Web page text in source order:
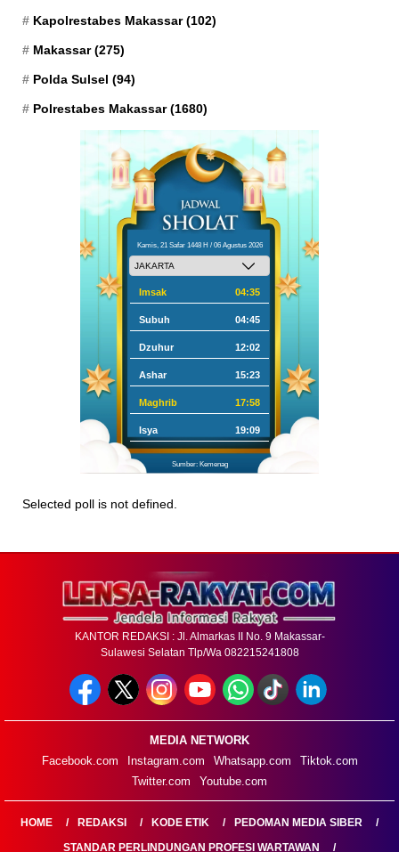
Kapolrestabes Makassar(102)
Makassar(275)
Polda Sulsel (94)
Polrestabes Makassar(1680)
Kamis, 21 Safar 1448 H / 06 Agustus 2026
Imsak 04:35
Subuh 04:45
Dzuhur 12:02
Ashar 15:23
Maghrib 17:58
Isya 19:09
Sumber: Kemenag
Selected poll is not defined.
KANTOR REDAKSI : Jl. Almarkas II No. 9 Makassar-
Sulawesi Selatan Tlp/Wa 082215241808
MEDIA NETWORK
Facebook.com
Instagram.com Whatsapp.com
Tiktok.com
Twitter.com
Youtube.com
HOME REDAKSI KODE ETIK
PEDOMAN MEDIA SIBER
STANDAR PERLINDUNGAN PROFESI WARTAWAN